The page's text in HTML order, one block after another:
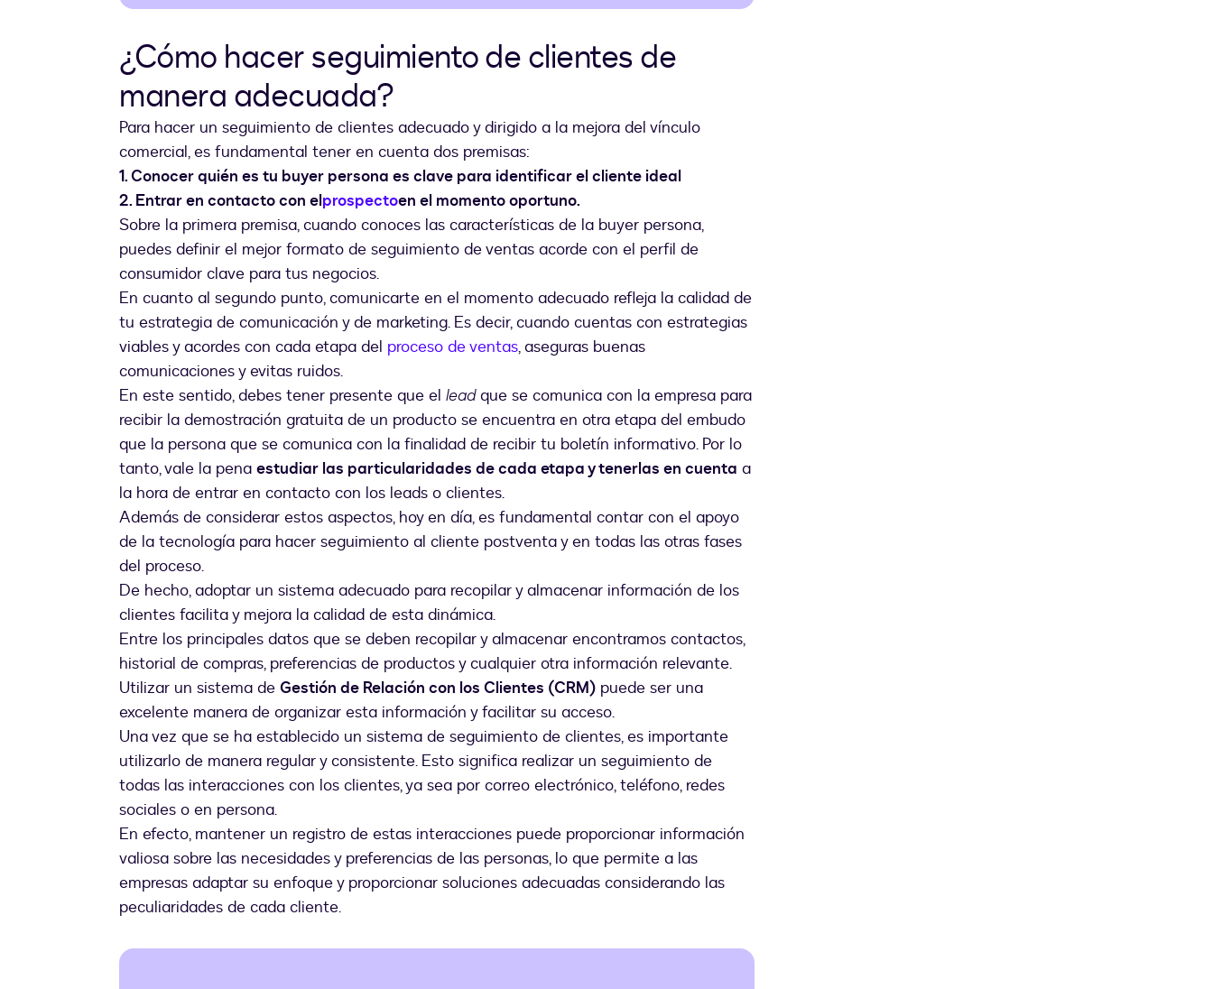
¿Cómo hacer seguimiento de clientes de
manera adecuada?
Para hacer un seguimiento de clientes adecuado y dirigido a la mejora del vínculo
comercial, es fundamental tener en cuenta dos premisas:
1. Conocer quién es tu buyer persona es clave para identificar el cliente ideal
2. Entrar en contacto con elprospectoen el momento oportuno.
Sobre la primera premisa, cuando conoces las características de la buyer persona,
puedes definir el mejor formato de seguimiento de ventas acorde con el perfil de
consumidor clave para tus negocios.
En cuanto al segundo punto, comunicarte en el momento adecuado refleja la calidad de
tu estrategia de comunicación y de marketing. Es decir, cuando cuentas con estrategias
viables y acordes con cada etapa del proceso de ventas, aseguras buenas
comunicaciones y evitas ruidos.
En este sentido, debes tener presente que el leadque se comunica con la empresa para
recibir la demostración gratuita de un producto se encuentra en otra etapa del embudo
que la persona que se comunica con la finalidad de recibir tu boletín informativo. Por lo
tanto, vale la pena estudiar las particularidades de cada etapa y tenerlas en cuenta a
la hora de entrar en contacto con los leads o clientes.
Además de considerar estos aspectos, hoy en día, es fundamental contar con el apoyo
de la tecnología para hacer seguimiento al cliente postventa y en todas las otras fases
del proceso.
De hecho, adoptar un sistema adecuado para recopilar y almacenar información de los
clientes facilita y mejora la calidad de esta dinámica.
Entre los principales datos que se deben recopilar y almacenar encontramos contactos,
historial de compras, preferencias de productos y cualquier otra información relevante.
Utilizar un sistema de Gestión de Relación con los Clientes (CRM) puede ser una
excelente manera de organizar esta información y facilitar su acceso.
Una vez que se ha establecido un sistema de seguimiento de clientes, es importante
utilizarlo de manera regular y consistente. Esto significa realizar un seguimiento de
todas las interacciones con los clientes, ya sea por correo electrónico, teléfono, redes
sociales o en persona.
En efecto, mantener un registro de estas interacciones puede proporcionar información
valiosa sobre las necesidades y preferencias de las personas, lo que permite a las
empresas adaptar su enfoque y proporcionar soluciones adecuadas considerando las
peculiaridades de cada cliente.